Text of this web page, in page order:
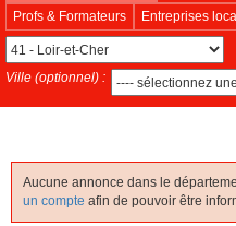
Profs & Formateurs
Entreprises
Ville (optionnel) :
Aucune annonce dans le
un compte afin de pouvoir être